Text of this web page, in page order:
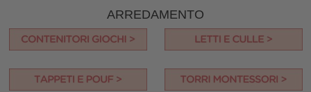
ARREDAMENTO